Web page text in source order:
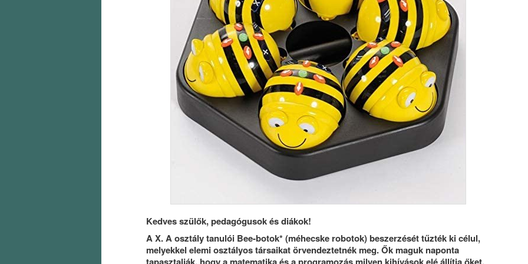
Kedves szülők, pedagógusok és diákok!
A X. A osztály tanulói Bee-botok* (méhecske robotok) beszerzését tűzték ki célul,
melyekkel elemi osztályos társaikat örvendeztetnék meg. Ők maguk naponta
Örökségünk pályázat – kisfilm-